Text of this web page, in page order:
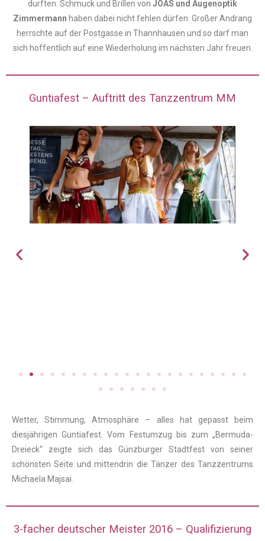
durften. Schmuck und Brillen von JOAS und Augenoptik
Zimmermann haben dabei nicht fehlen dürfen. Großer Andrang
herrschte auf der Postgasse in Thannhausen und so darf man
sich hoffentlich auf eine Wiederholung im nächsten Jahr freuen.
Guntiafest – Auftritt des Tanzzentrum MM
Wetter, Stimmung, Atmosphäre – alles hat gepasst beim
diesjährigen Guntiafest. Vom Festumzug bis zum „Bermuda-
Dreieck“ zeigte sich das Günzburger Stadtfest von seiner
schönsten Seite und mittendrin die Tänzer des Tanzzentrums
Michaela Majsai.
3-facher deutscher Meister 2016 – Qualifizierung